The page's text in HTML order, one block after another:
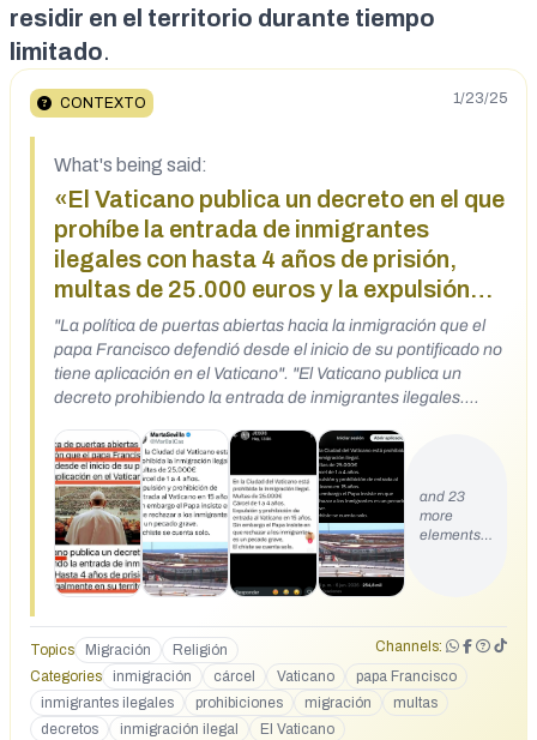
residir en el territorio durante tiempo
limitado.
CONTEXTO 1/23/25
What's being said:
«El Vaticano publica un decreto en el que
prohíbe la entrada de inmigrantes
ilegales con hasta 4 años de prisión,
multas de 25.000 euros y la expulsión
del Vaticano por 15 años»
"La política de puertas abiertas hacia la inmigración que el
papa Francisco defendió desde el inicio de su pontificado no
tiene aplicación en el Vaticano". "El Vaticano publica un
decreto prohibiendo la entrada de inmigrantes ilegales.
territorio" Audio casero del programa EL GATO AL AGUA
(14/01/25) de la Cadena El Toro TV. Escúchenlo porque ni
me lo puedo creer. El Papa endurece las penas para los
ilegales que entren en el Vaticano. Francisco que apuesta
por abrazar a los inmigrantes en otras partes del mundo
(especialmente en Canarias), veta su estado en Roma y
opta por aplicar penas muy severas. Además, el Vaticano es
impenetrable. Una cosa es predicar y otra dar ejemplo.
Javier Ruiz muestra cómo la mujer de Zapatero llevaba las
joyas incautadas en una visita al Vaticano
https://share.google/MCUomDXFRXPnKT1la
and 23
more
elements…
Topics Migración Religión
Channels:
Categories
inmigración cárcel Vaticano
papa Francisco
inmigrantes ilegales
prohibiciones migración
multas
decretos
inmigración ilegal
El Vaticano